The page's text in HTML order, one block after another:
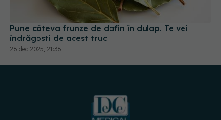
Pune câteva frunze de dafin în dulap. Te vei
îndrăgosti de acest truc
26 dec 2025, 21:36
URMĂREȘTE-NE PE: